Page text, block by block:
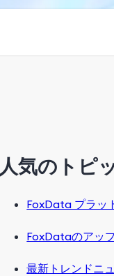
人気のトピ
FoxData プラッ
FoxDataのアッ
最新トレンドニ